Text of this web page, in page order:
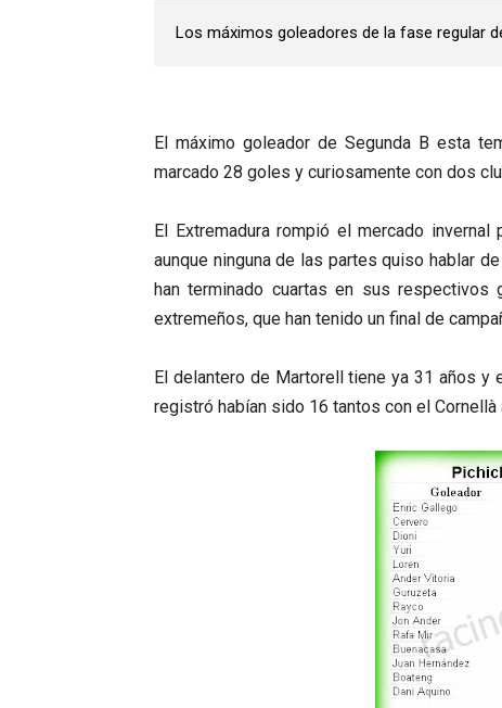
Los máximos goleadores de la fase regular
El máximo goleador de Segunda B esta
marcado 28 goles y curiosamente con dos
El Extremadura rompió el mercado
aunque ninguna de las partes quiso hablar
han terminado cuartas en sus
extremeños, que han tenido un final de
El delantero de Martorell tiene ya 31 años y
registró habían sido 16 tantos con el Cornellà